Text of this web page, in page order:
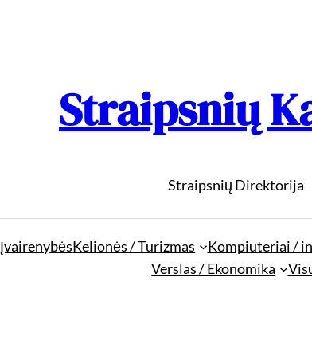
Straipsnių
Straipsnių Direktorija
ĮvairenybėsKelionės / Turizmas Kompiuteriai /
Verslas / Ekonomika